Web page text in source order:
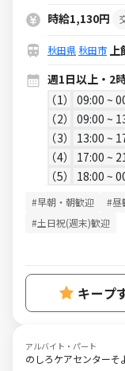
司
時給1,130円
秋田県秋田市
週1日以上・2
1
09:00 ~
2 09:00 ~
3 13:00 ~
4 17:00 ~
5 18:00 ~
#早朝・朝歓迎 #昼
#土日祝(週末)歓迎
キープ
アルバイト・パート
のしろケアセンターそ